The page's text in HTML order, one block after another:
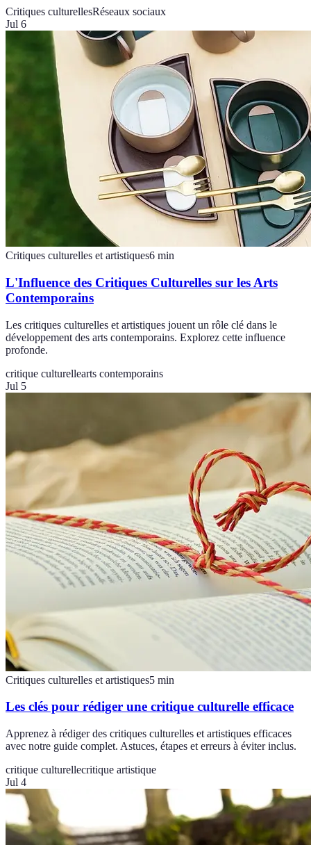
Critiques culturellesRéseaux sociaux
Jul 6
Critiques culturelles et artistiques6 min
L'Influence des Critiques Culturelles sur les Arts
Contemporains
Les critiques culturelles et artistiques jouent un rôle clé dans le
développement des arts contemporains. Explorez cette influence
profonde.
critique culturellearts contemporains
Jul 5
Critiques culturelles et artistiques5 min
Les clés pour rédiger une critique culturelle efficace
Apprenez à rédiger des critiques culturelles et artistiques efficaces
avec notre guide complet. Astuces, étapes et erreurs à éviter inclus.
critique culturellecritique artistique
Jul 4